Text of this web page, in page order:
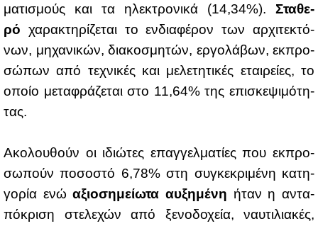
μα­τι­σμούς και τα ηλε­κτρο­νι­κά (14,34%). Στα­θε­
ρό χα­ρα­κτη­ρί­ζε­ται το εν­δια­φέ­ρον των αρ­χι­τε­κτό­
νων, μη­χα­νι­κών, δια­κο­σμη­τών, ερ­γο­λά­βων, εκ­προ­
σώ­πων από τε­χνι­κές και με­λε­τη­τι­κές εται­ρεί­ες, το
οποίο με­τα­φρά­ζε­ται στο 11,64% της επι­σκε­ψι­μό­τη­
τας.
Ακο­λου­θούν οι ιδιώ­τες επαγ­γελ­μα­τί­ες που εκ­προ­
σω­πούν πο­σο­στό 6,78% στη συ­γκε­κρι­μέ­νη κα­τη­
γο­ρία ενώαξιο­ση­μεί­ω­τα αυ­ξη­μέ­νη ήταν η αντα­
πό­κρι­ση στε­λε­χών από ξε­νο­δο­χεία, ναυ­τι­λια­κές,